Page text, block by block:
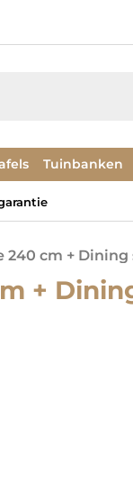
Tuinbanken
cm +
+